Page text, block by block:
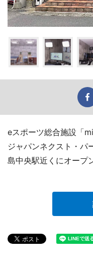
eスポーツ総合施設「
ジャパンネクスト・パ
島中央駅近くにオープ